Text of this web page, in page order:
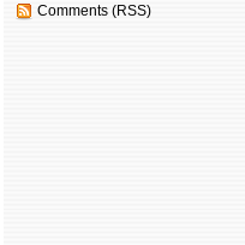
Comments (RSS)